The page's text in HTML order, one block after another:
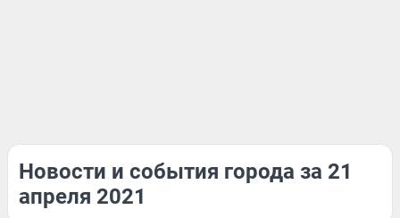
Новости и события города за 21
апреля 2021